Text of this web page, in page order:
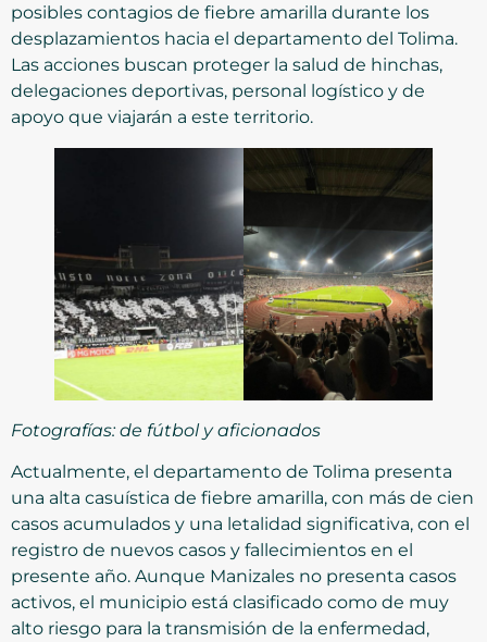
posibles contagios de fiebre amarilla durante los
desplazamientos hacia el departamento del Tolima.
Las acciones buscan proteger la salud de hinchas,
delegaciones deportivas, personal logístico y de
apoyo que viajarán a este territorio.
Fotografías: de fútbol y aficionados
Actualmente, el departamento de Tolima presenta
una alta casuística de fiebre amarilla, con más de cien
casos acumulados y una letalidad significativa, con el
registro de nuevos casos y fallecimientos en el
presente año. Aunque Manizales no presenta casos
activos, el municipio está clasificado como de muy
alto riesgo para la transmisión de la enfermedad,